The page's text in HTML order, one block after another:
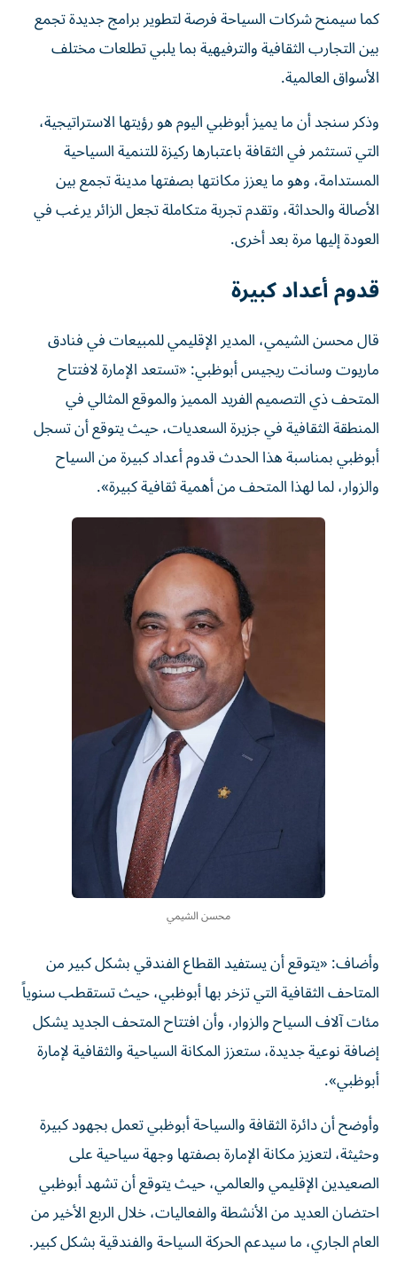
كما سيمنح شركات السياحة فرصة لتطوير برامج جديدة تجمع
بين التجارب الثقافية والترفيهية بما يلبي تطلعات مختلف
الأسواق العالمية.
وذكر سنجد أن ما يميز أبوظبي اليوم هو رؤيتها الاستراتيجية،
التي تستثمر في الثقافة باعتبارها ركيزة للتنمية السياحية
المستدامة، وهو ما يعزز مكانتها بصفتها مدينة تجمع بين
الأصالة والحداثة، وتقدم تجربة متكاملة تجعل الزائر يرغب في
العودة إليها مرة بعد أخرى.
قدوم أعداد كبيرة
قال محسن الشيمي، المدير الإقليمي للمبيعات في فنادق
ماريوت وسانت ريجيس أبوظبي: «تستعد الإمارة لافتتاح
المتحف ذي التصميم الفريد المميز والموقع المثالي في
المنطقة الثقافية في جزيرة السعديات، حيث يتوقع أن تسجل
أبوظبي بمناسبة هذا الحدث قدوم أعداد كبيرة من السياح
والزوار، لما لهذا المتحف من أهمية ثقافية كبيرة».
محسن الشيمي
وأضاف: «يتوقع أن يستفيد القطاع الفندقي بشكل كبير من
المتاحف الثقافية التي تزخر بها أبوظبي، حيث تستقطب سنوياً
مئات آلاف السياح والزوار، وأن افتتاح المتحف الجديد يشكل
إضافة نوعية جديدة، ستعزز المكانة السياحية والثقافية لإمارة
أبوظبي».
وأوضح أن دائرة الثقافة والسياحة أبوظبي تعمل بجهود كبيرة
وحثيثة، لتعزيز مكانة الإمارة بصفتها وجهة سياحية على
الصعيدين الإقليمي والعالمي، حيث يتوقع أن تشهد أبوظبي
احتضان العديد من الأنشطة والفعاليات، خلال الربع الأخير من
العام الجاري، ما سيدعم الحركة السياحة والفندقية بشكل كبير.